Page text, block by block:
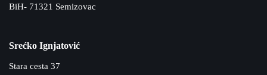
BiH- 71321 Semizovac
Srećko Ignjatović
Stara cesta 37